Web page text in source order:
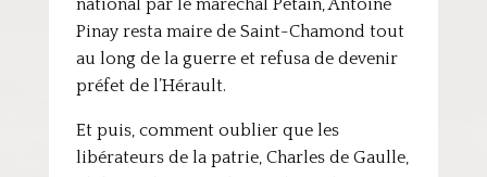
national par le maréchal Pétain, Antoine
Pinay resta maire de Saint-Chamond tout
au long de la guerre et refusa de devenir
préfet de l’Hérault.
Et puis, comment oublier que les
libérateurs de la patrie, Charles de Gaulle,